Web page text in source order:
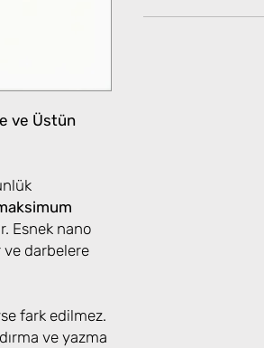
ve Üstün
Esnek nano
darbelere
fark edilmez.
ve yazma